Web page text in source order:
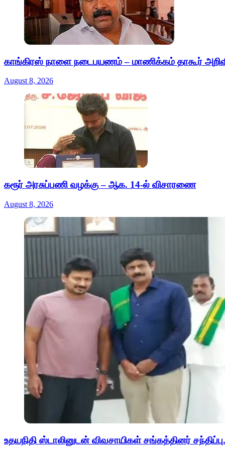
காங்கிரஸ் நாளை நடைபயணம் – மாணிக்கம் தாகூர்
August 8, 2026
கரூர் அரசுப்பணி வழக்கு – ஆக. 14-ல் விசாரணை
August 8, 2026
உதயநிதி ஸ்டாலினுடன் விவசாயிகள் சங்கத்தினர்